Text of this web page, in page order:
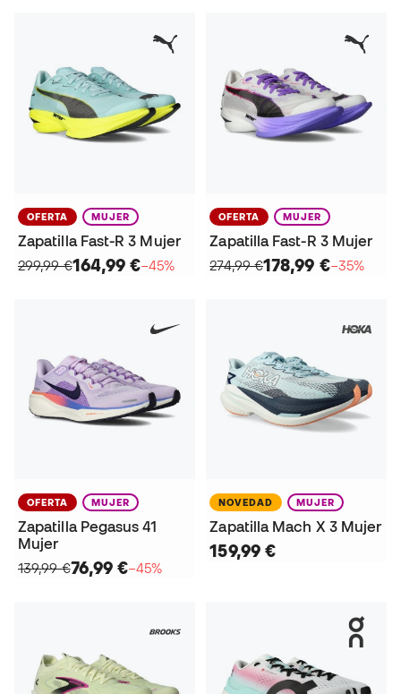
OFERTA MUJER
Zapatilla Fast-R 3 Mujer
299,99 €164,99 €−45%
OFERTA MUJER
Zapatilla Fast-R 3 Mujer
274,99 €178,99 €−35%
OFERTA MUJER
Zapatilla Pegasus 41
Mujer
139,99 €76,99 €−45%
NOVEDAD MUJER
Zapatilla Mach X 3 Mujer
159,99 €